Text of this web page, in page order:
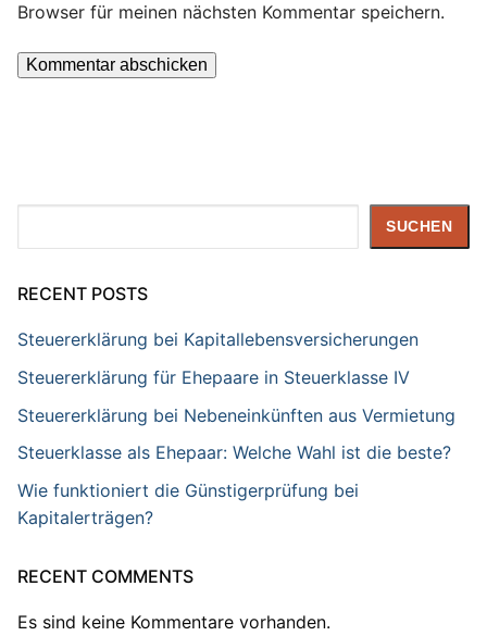
Browser für meinen nächsten Kommentar speichern.
SUCHEN
RECENT POSTS
Steuererklärung bei Kapitallebensversicherungen
Steuererklärung für Ehepaare in Steuerklasse IV
Steuererklärung bei Nebeneinkünften aus Vermietung
Steuerklasse als Ehepaar: Welche Wahl ist die beste?
Wie funktioniert die Günstigerprüfung bei
Kapitalerträgen?
RECENT COMMENTS
Es sind keine Kommentare vorhanden.